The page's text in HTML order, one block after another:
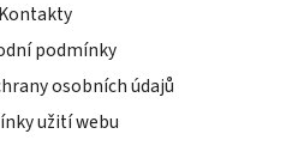
Kontakty
podmínky
osobních údajů
užití webu